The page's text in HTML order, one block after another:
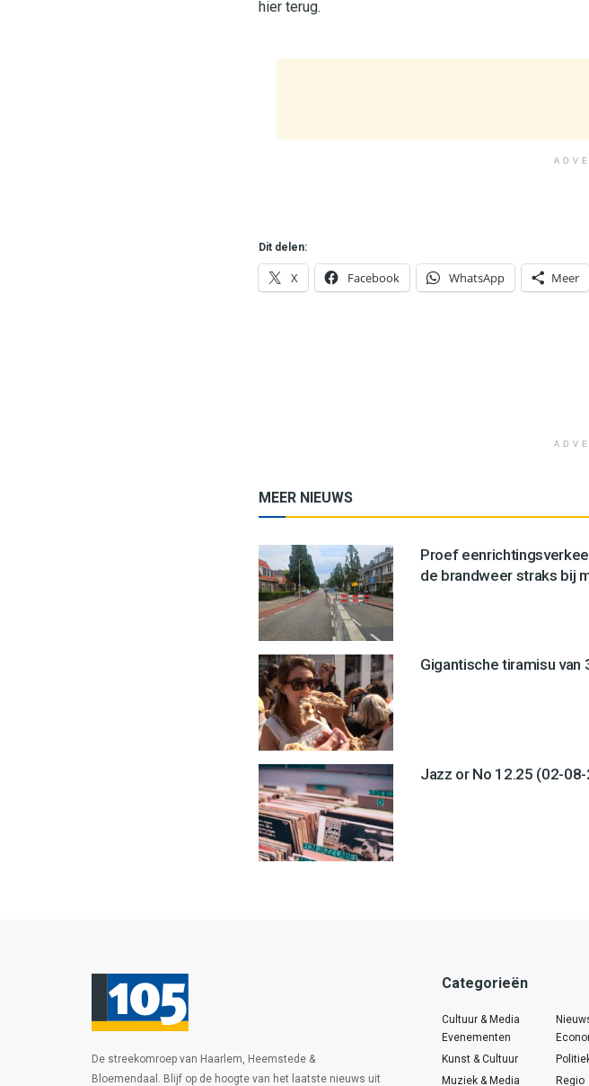
hier terug.
Dit delen:
X Facebook WhatsApp Meer
MEER NIEUWS
Proef
de brandweer straks bij
Gigantische tiramisu
Jazz or No 12.25 (02-
De streekomroep van Haarlem, Heemstede &
Bloemendaal. Blijf op de hoogte van het laatste nieuws uit
Categorieën
Cultuur & Media
Evenementen
Kunst & Cultuur
Muziek & Media
Regio